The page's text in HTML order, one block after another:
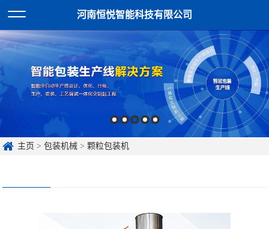
河南恒悦智能科技有限公司
主页 >包装机械 >颗粒包装机